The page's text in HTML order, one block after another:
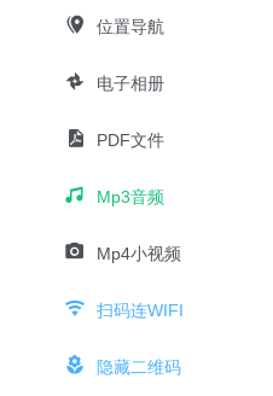
位置导航
电子相册
PDF文件
Mp3音频
Mp4小视频
扫码连WIFI
隐藏二维码